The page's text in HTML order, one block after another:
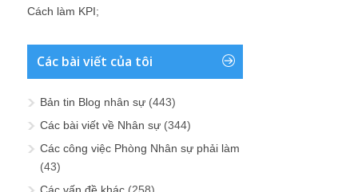
Cách làm KPI;
Các bài viết của tôi
Bản tin Blog nhân sự (443)
Các bài viết về Nhân sự (344)
Các công việc Phòng Nhân sự phải làm
(43)
Các vấn đề khác (258)